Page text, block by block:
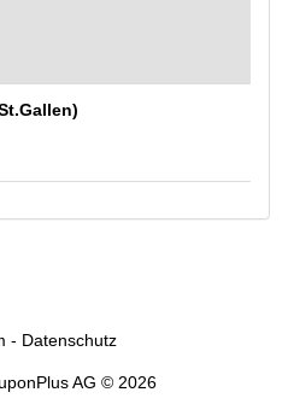
- Datenschutz
AG © 2026